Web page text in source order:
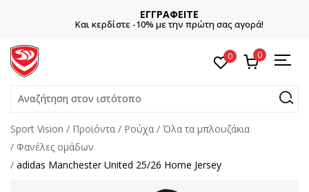
ΕΓΓΡΑΦΕΙΤΕ
Και κερδίστε -10% με την πρώτη σας αγορά!
0 0
Αναζήτηση στον ιστότοπο
Sport Vision Προϊόντα Ρούχα
Όλα τα μπλουζάκια
Φανέλες ομάδων
adidas Manchester United 25/26 Home Jersey